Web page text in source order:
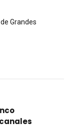
Grandes